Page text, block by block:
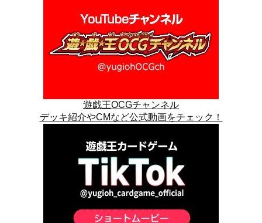
遊戯王OCGチャンネル
デッキ紹介やCMなど公式動画をチェック！